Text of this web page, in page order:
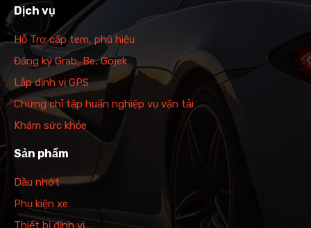
Dịch vụ
Hỗ Trợ cấp tem, phù hiệu
Đăng ký Grab, Be, Gojek
Lắp định vị GPS
Chứng chỉ tập huấn nghiệp vụ vận tải
Khám sức khỏe
Sản phẩm
Dầu nhớt
Phụ kiện xe
Thiết bị định vị